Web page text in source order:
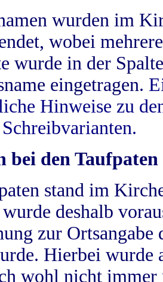
wurden im
wobei
wurde in der
eingetragen.
Hinweise zu
bei den Taufpaten
stand im
deshalb
zur
Hierbei wurde
wohl nicht